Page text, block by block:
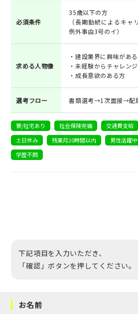
必須条件
35歳以下の方
（長期勤続によるキャ
例外事由3号のイ）
求める人物像
・建設業界に興味があ
・未経験からチャレン
・成長意欲のある方
選考フロー 書類選考→1次面接→配
寮/社宅あり 社会保険完備 交通費支給
土日休み
残業月20時間以内 男性活躍中
学歴不問
下記項目を入力いただき、
「確認」ボタンを押してください。
お名前